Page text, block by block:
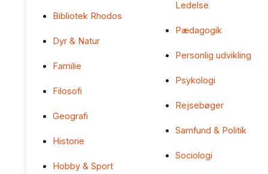
Bibliotek Rhodos
Dyr & Natur
Familie
Filosofi
Geografi
Historie
Hobby & Sport
Ledelse
Pædagogik
Personlig udvikling
Psykologi
Rejsebøger
Samfund & Politik
Sociologi